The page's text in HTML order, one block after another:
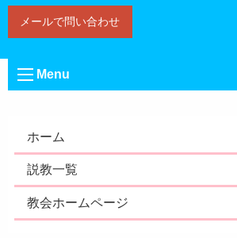
メールで問い合わせ
Menu
ホーム
説教一覧
教会ホームページ